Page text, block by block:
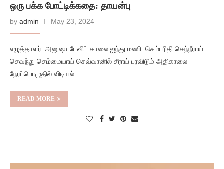
ஒரு பக்க போட்டிக்கதை: தாயன்பு
by admin May 23, 2024
எழுத்தாளர்: அனுஷா டேவிட் காலை ஐந்து மணி. செம்பரிதி செந்நீராய்
செவந்து செம்மையாய் செவ்வானில் சீராய் பரவிடும் அதிகாலை
நேரப்பொழுதில் விடியல்…
READ MORE